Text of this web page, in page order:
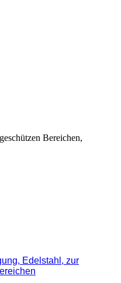
Bereichen,
Edelstahl, zur